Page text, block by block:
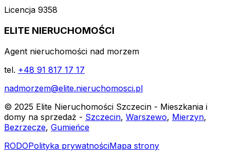
Licencja 9358
ELITE NIERUCHOMOŚCI
Agent nieruchomości nad morzem
tel. +48 91 817 17 17
nadmorzem@elite.nieruchomosci.pl
© 2025 Elite Nieruchomości Szczecin - Mieszkania i
domy na sprzedaż - Szczecin, Warszewo, Mierzyn,
Bezrzecze, Gumieńce
RODOPolityka prywatnościMapa strony